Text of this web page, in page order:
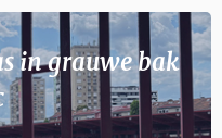
in grauwe bak